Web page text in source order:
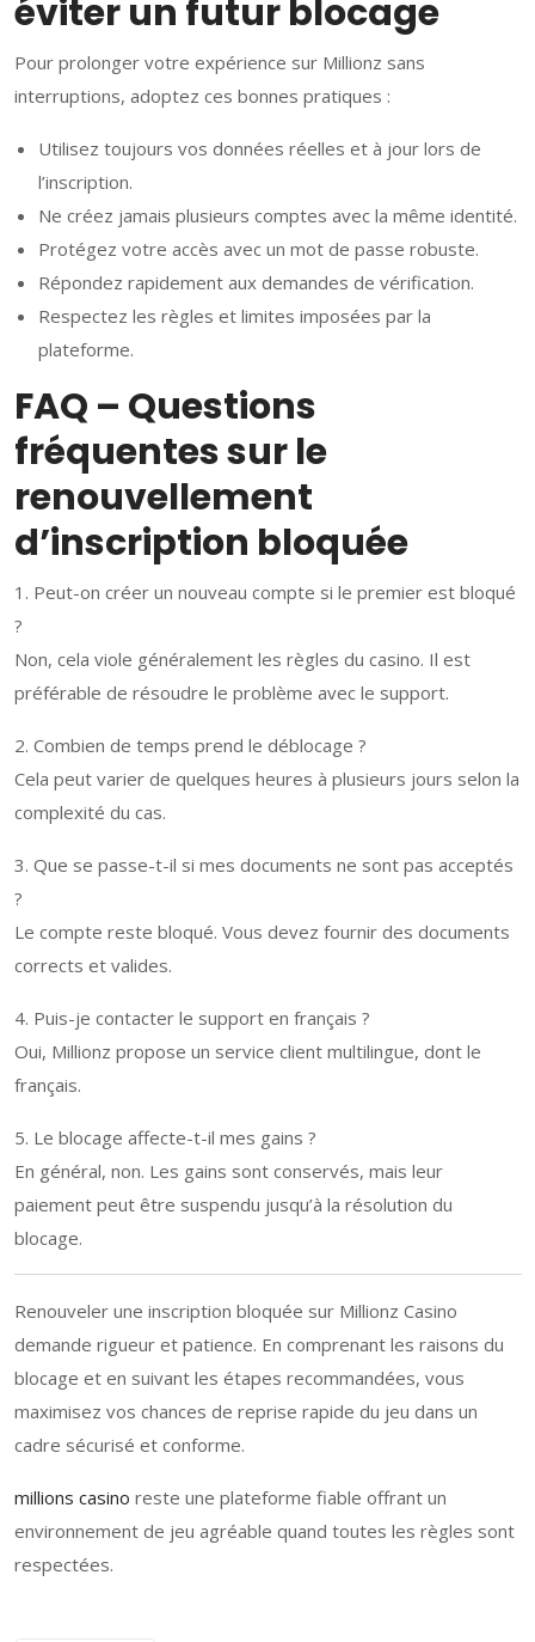
éviter un futur blocage
Pour prolonger votre expérience sur Millionz sans
interruptions, adoptez ces bonnes pratiques :
Utilisez toujours vos données réelles et à jour lors de
l’inscription.
Ne créez jamais plusieurs comptes avec la même identité.
Protégez votre accès avec un mot de passe robuste.
Répondez rapidement aux demandes de vérification.
Respectez les règles et limites imposées par la
plateforme.
FAQ – Questions
fréquentes sur le
renouvellement
d’inscription bloquée
1. Peut-on créer un nouveau compte si le premier est bloqué
?
Non, cela viole généralement les règles du casino. Il est
préférable de résoudre le problème avec le support.
2. Combien de temps prend le déblocage ?
Cela peut varier de quelques heures à plusieurs jours selon la
complexité du cas.
3. Que se passe-t-il si mes documents ne sont pas acceptés
?
Le compte reste bloqué. Vous devez fournir des documents
corrects et valides.
4. Puis-je contacter le support en français ?
Oui, Millionz propose un service client multilingue, dont le
français.
5. Le blocage affecte-t-il mes gains ?
En général, non. Les gains sont conservés, mais leur
paiement peut être suspendu jusqu’à la résolution du
blocage.
Renouveler une inscription bloquée sur Millionz Casino
demande rigueur et patience. En comprenant les raisons du
blocage et en suivant les étapes recommandées, vous
maximisez vos chances de reprise rapide du jeu dans un
cadre sécurisé et conforme.
millions casino reste une plateforme fiable offrant un
environnement de jeu agréable quand toutes les règles sont
respectées.